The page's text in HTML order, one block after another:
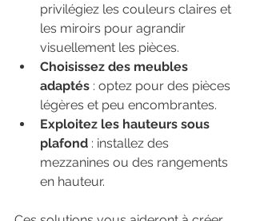
privilégiez les couleurs claires et
les miroirs pour agrandir
visuellement les pièces.
Choisissez des meubles
adaptés : optez pour des pièces
légères et peu encombrantes.
Exploitez les hauteurs sous
plafond : installez des
mezzanines ou des rangements
en hauteur.